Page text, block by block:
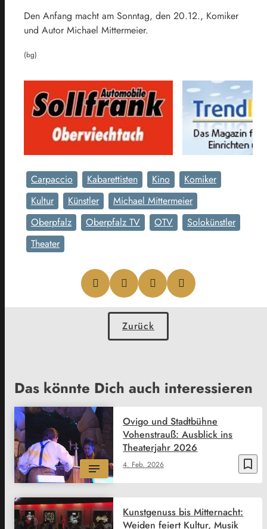
Den Anfang macht am Sonntag, den 20.12., Komiker
und Autor Michael Mittermeier.
(bg)
Carpaccio Kabarettisten Kino
Komiker
Kultur
Künstler
Michael Mittermeier
Oberpfalz
Oberpfalz TV OTV
Solokünstler
Theater
Zurück
Das könnte Dich auch interessieren
bookmark_border
4. Feb. 2026
Ovigo und Stadtbühne
Vohenstrauß: Ausblick ins
Theaterjahr 2026
Kunstgenuss bis Mitternacht:
Weiden feiert Kultur, Musik